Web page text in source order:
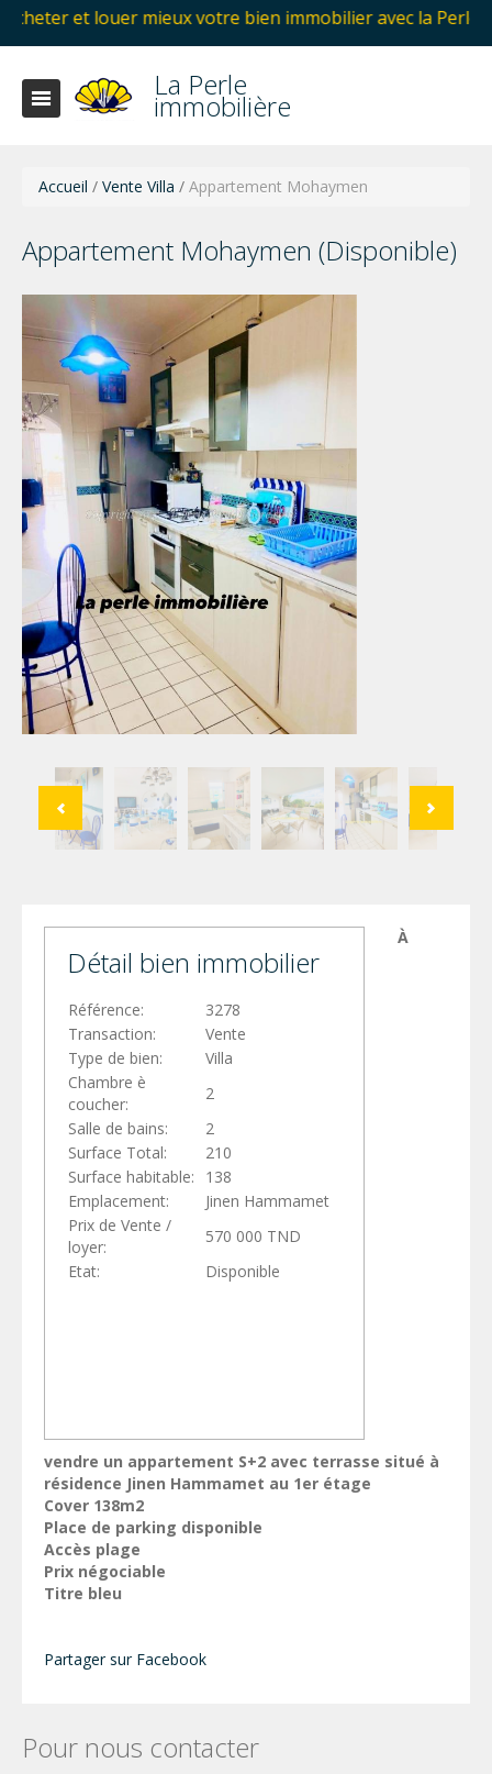
mieux votre bien immobilier avec la Perle
La Perle
immobilière
Accueil / Vente Villa / Appartement Mohaymen
Appartement Mohaymen (Disponible)
Détail bien immobilier
Référence:
3278
Transaction:
Vente
Type de bien:
Villa
Chambre è
coucher:
2
Salle de bains:
2
Surface Total:
210
Surface habitable:
138
Emplacement:
Jinen Hammamet
Prix de Vente /
loyer:
570 000 TND
Etat:
Disponible
À
vendre un appartement S+2 avec terrasse situé à
résidence Jinen Hammamet au 1er étage
Cover 138m2
Place de parking disponible
Accès plage
Prix négociable
Titre bleu
Partager sur Facebook
Pour nous contacter